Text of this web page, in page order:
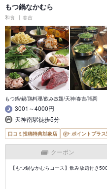
もつ鍋なかむら
和食 春吉
もつ鍋/鍋/鶏料理/飲み放題/天神/春吉/福岡
3001～4000円
天神南駅徒歩5分
口コミ投稿特典対象店 ポイントプラ
クーポン
【もつ鍋なかむらコース】飲み放題付き